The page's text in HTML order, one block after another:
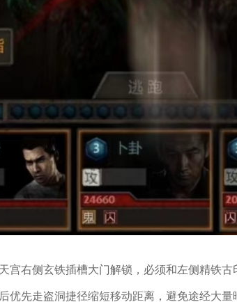
宫右侧玄铁插槽大门解锁，必须和左侧精铁
优先走盗洞捷径缩短移动距离，避免途经大